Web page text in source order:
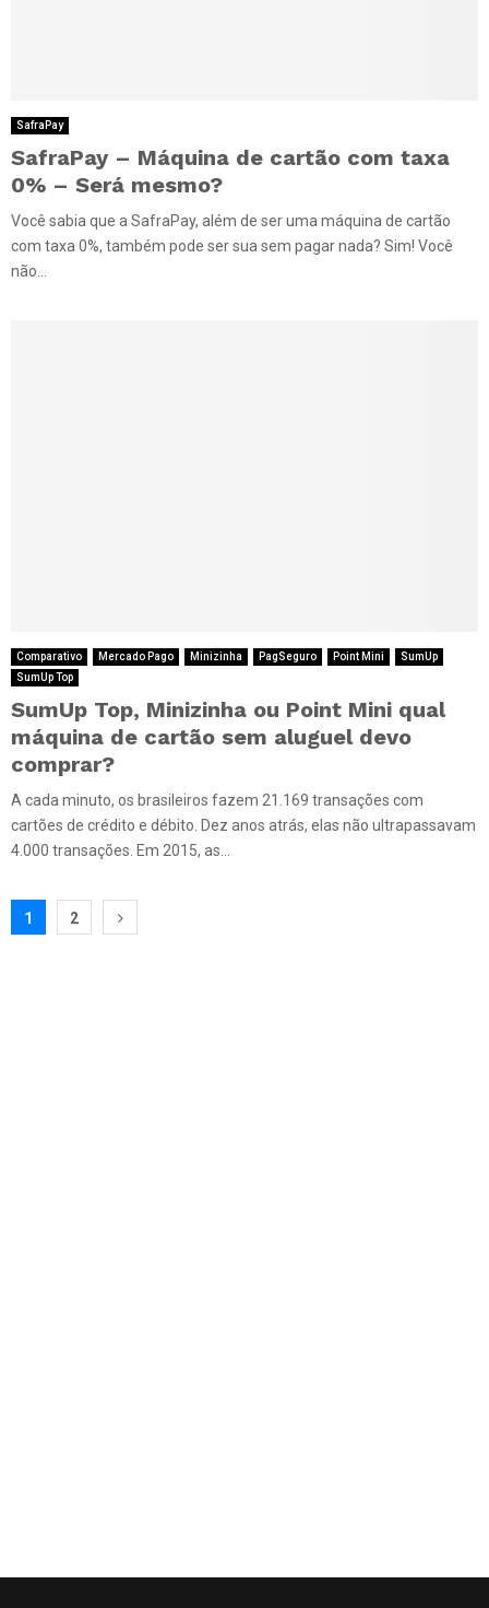
SafraPay
SafraPay – Máquina de cartão com taxa
0% – Será mesmo?
Você sabia que a SafraPay, além de ser uma máquina de cartão
com taxa 0%, também pode ser sua sem pagar nada? Sim! Você
não...
Comparativo Mercado Pago Minizinha PagSeguro Point Mini
SumUp
SumUp Top
SumUp Top, Minizinha ou Point Mini qual
máquina de cartão sem aluguel devo
comprar?
A cada minuto, os brasileiros fazem 21.169 transações com
cartões de crédito e débito. Dez anos atrás, elas não ultrapassavam
4.000 transações. Em 2015, as...
Paginação
1 2